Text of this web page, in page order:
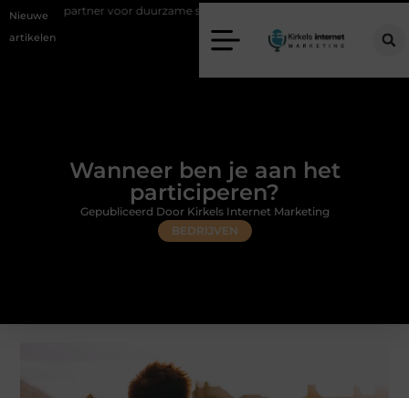
Nieuwe
artikelen
duurzame staalconstructies
Wanneer ben je aan het
participeren?
BEDRIJVEN
Gepubliceerd Door Kirkels Internet Marketing